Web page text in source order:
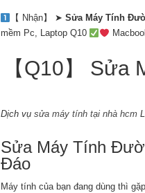
【 Nhận】 ➤Sửa Máy Tính
mềm Pc, Laptop Q10
【Q10】
Dịch vụsửa máy tính tại nhà hcm
Sửa Máy Tính
Đáo
Máy tính của bạn đang dùng thì